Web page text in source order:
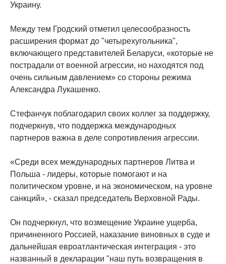
Украину.
Между тем Гродский отметил целесообразность
расширения формат до "четырехугольника",
включающего представителей Беларуси, «которые не
пострадали от военной агрессии, но находятся под
очень сильным давлением» со стороны режима
Александра Лукашенко.
Стефанчук поблагодарил своих коллег за поддержку,
подчеркнув, что поддержка международных
партнеров важна в деле сопротивления агрессии.
«Среди всех международных партнеров Литва и
Польша - лидеры, которые помогают и на
политическом уровне, и на экономическом, на уровне
санкций», - сказал председатель Верховной Рады.
Он подчеркнул, что возмещение Украине ущерба,
причиненного Россией, наказание виновных в суде и
дальнейшая евроатлантическая интеграция - это
названный в декларации "наш путь возвращения в